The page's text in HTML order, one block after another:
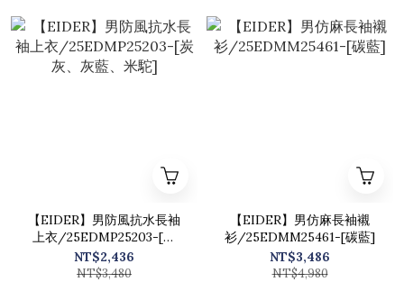
【EIDER】男防風抗水長袖
上衣/25EDMP25203-[炭
灰、灰藍、米駝]
NT$2,436
NT$3,480
【EIDER】男仿麻長袖襯
衫/25EDMM25461-[碳藍]
NT$3,486
NT$4,980